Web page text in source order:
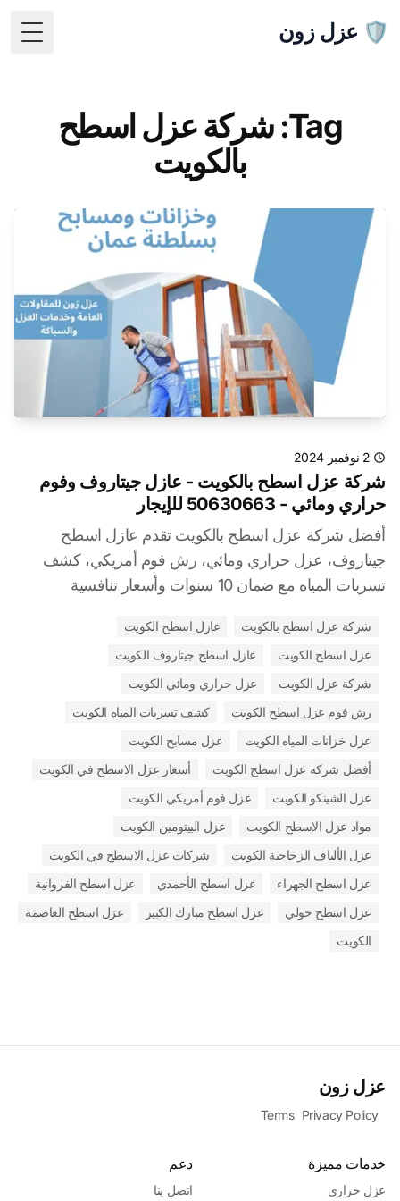
🛡️ عزل زون
Tag: شركة عزل اسطح
بالكويت
2 نوفمبر 2024
شركة عزل اسطح بالكويت - عازل جيتاروف وفوم
حراري ومائي - 50630663 للإيجار
أفضل شركة عزل اسطح بالكويت تقدم عازل اسطح
جيتاروف، عزل حراري ومائي، رش فوم أمريكي، كشف
تسربات المياه مع ضمان 10 سنوات وأسعار تنافسية
شركة عزل اسطح بالكويت
عازل اسطح الكويت
عزل اسطح الكويت
عازل اسطح جيتاروف الكويت
شركة عزل الكويت
عزل حراري ومائي الكويت
رش فوم عزل اسطح الكويت
كشف تسربات المياه الكويت
عزل خزانات المياه الكويت
عزل مسابح الكويت
أفضل شركة عزل اسطح الكويت
أسعار عزل الاسطح في الكويت
عزل الشينكو الكويت
عزل فوم أمريكي الكويت
مواد عزل الاسطح الكويت
عزل البيتومين الكويت
عزل الألياف الزجاجية الكويت
شركات عزل الاسطح في الكويت
عزل اسطح الجهراء
عزل اسطح الأحمدي
عزل اسطح الفروانية
عزل اسطح حولي
عزل اسطح مبارك الكبير
عزل اسطح العاصمة
الكويت
عزل زون
Terms Privacy Policy
خدمات مميزة
عزل حراري
دعم
اتصل بنا